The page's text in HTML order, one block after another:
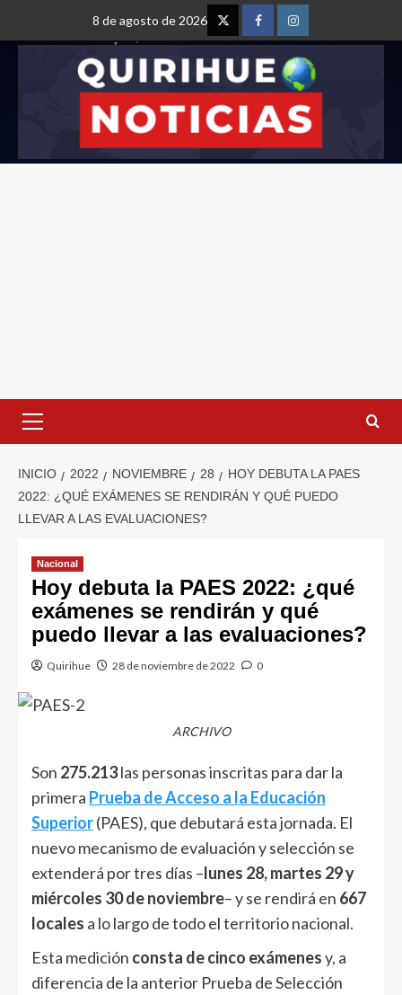
8 de agosto de 2026
INICIO 2022 NOVIEMBRE 28
HOY DEBUTA LA PAES
2022: ¿QUÉ EXÁMENES SE RENDIRÁN Y QUÉ PUEDO
LLEVAR A LAS EVALUACIONES?
Nacional
Hoy debuta la PAES 2022: ¿qué
exámenes se rendirán y qué
puedo llevar a las evaluaciones?
Quirihue 28 de noviembre de 2022 0
ARCHIVO
Son 275.213las personas inscritas para dar la
primera Prueba de Acceso a la Educación
Superior(PAES), que debutará esta jornada. El
nuevo mecanismo de evaluación y selección se
extenderá por tres días –lunes 28, martes 29 y
miércoles 30 de noviembre– y se rendirá en 667
locales a lo largo de todo el territorio nacional.
Esta medición consta de cinco exámenesy, a
diferencia de la anterior Prueba de Selección